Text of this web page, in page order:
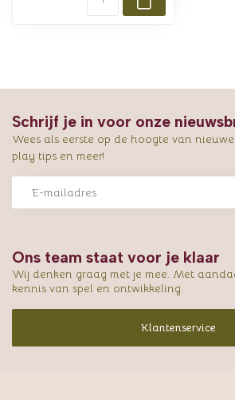
Ons team staat voor je klaar
Wij denken graag met je mee. Met
kennis van spel en ontwikkeling.
Klantenservice
Schrijf je in voor onze
Wees als eerste op de hoogte van
play tips en meer!